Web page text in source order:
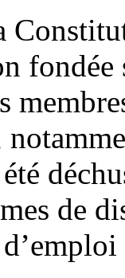
fondée
de